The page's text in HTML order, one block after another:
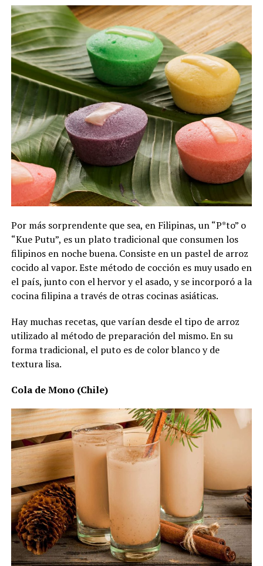
Por más sorprendente que sea, en Filipinas, un “P*to” o
“Kue Putu”, es un plato tradicional que consumen los
filipinos en noche buena. Consiste en un pastel de arroz
cocido al vapor. Este método de cocción es muy usado en
el país, junto con el hervor y el asado, y se incorporó a la
cocina filipina a través de otras cocinas asiáticas.
Hay muchas recetas, que varían desde el tipo de arroz
utilizado al método de preparación del mismo. En su
forma tradicional, el puto es de color blanco y de
textura lisa.
Cola de Mono (Chile)